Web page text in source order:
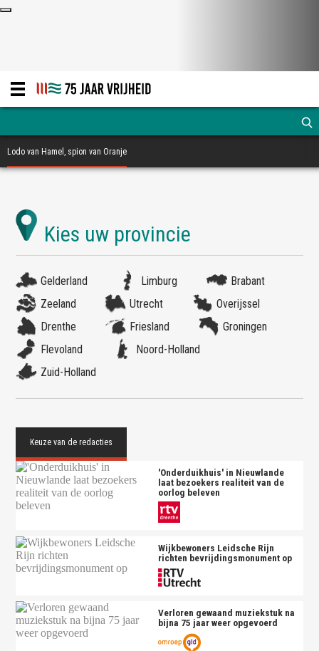
Lodo van Hamel, spion van Oranje
Gelderland Limburg
Brabant
Zeeland
Utrecht
Overijssel
Drenthe
Friesland
Groningen
Flevoland
Noord-Holland
Zuid-Holland
'Onderduikhuis' in Nieuwlande
laat bezoekers realiteit van de
oorlog beleven
Wijkbewoners Leidsche Rijn
richten bevrijdingsmonument op
Verloren gewaand muziekstuk na
bijna 75 jaar weer opgevoerd